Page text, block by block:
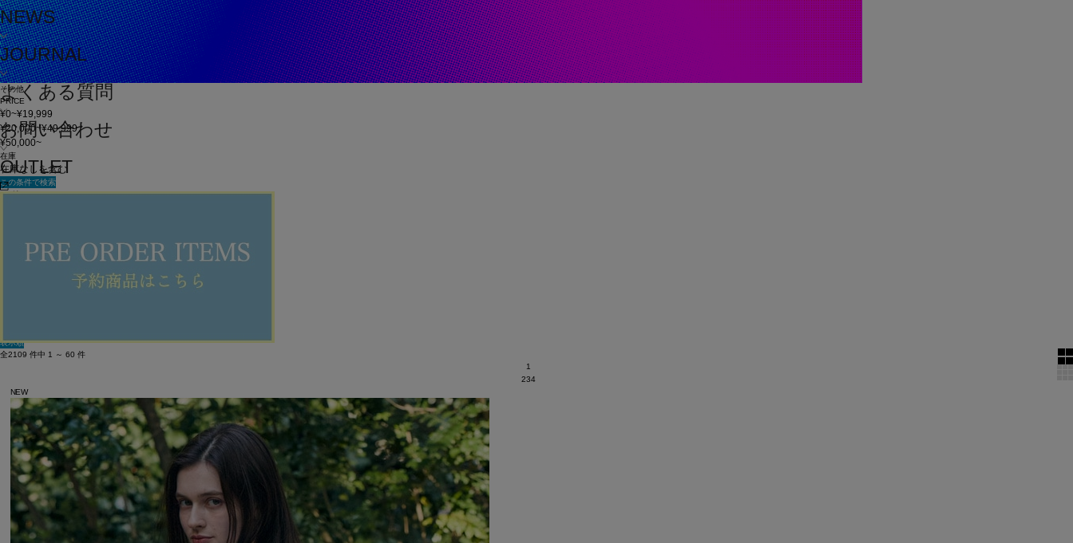
NEWS
JOURNAL
よくある質問
お問い合わせ
OUTLET
その他
PRICE
¥0~¥19,999
¥20,000~¥49,999
¥50,000~
在庫
在庫なしを含む
この条件で検索
60件
単色表示
表示順
全2109 件中 1 ～ 60 件
1
234
NEW